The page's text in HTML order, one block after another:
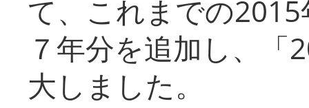
て、これまでの
７年分を追加し、「
大しまし